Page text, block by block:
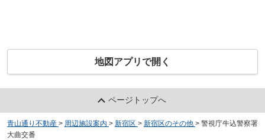
地図アプリで開く
ページトップへ
青山通り不動産 > 周辺施設案内 > 新宿区 > 新宿区のその他 > 警視庁牛込警察署
大曲交番